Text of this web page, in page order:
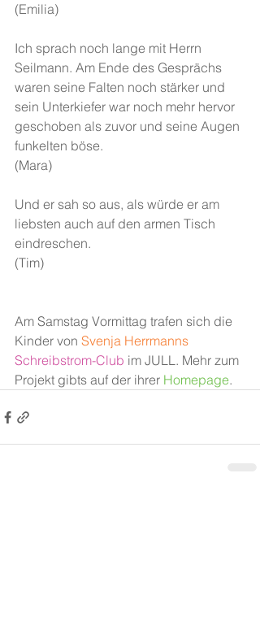
(Emilia)
Ich sprach noch lange mit Herrn
Seilmann. Am Ende des Gesprächs
waren seine Falten noch stärker und
sein Unterkiefer war noch mehr hervor
geschoben als zuvor und seine Augen
funkelten böse.
(Mara)
Und er sah so aus, als würde er am
liebsten auch auf den armen Tisch
eindreschen.
(Tim)
Am Samstag Vormittag trafen sich die
Kinder von Svenja Herrmanns
Schreibstrom-Club im JULL. Mehr zum
Projekt gibts auf der ihrer Homepage.